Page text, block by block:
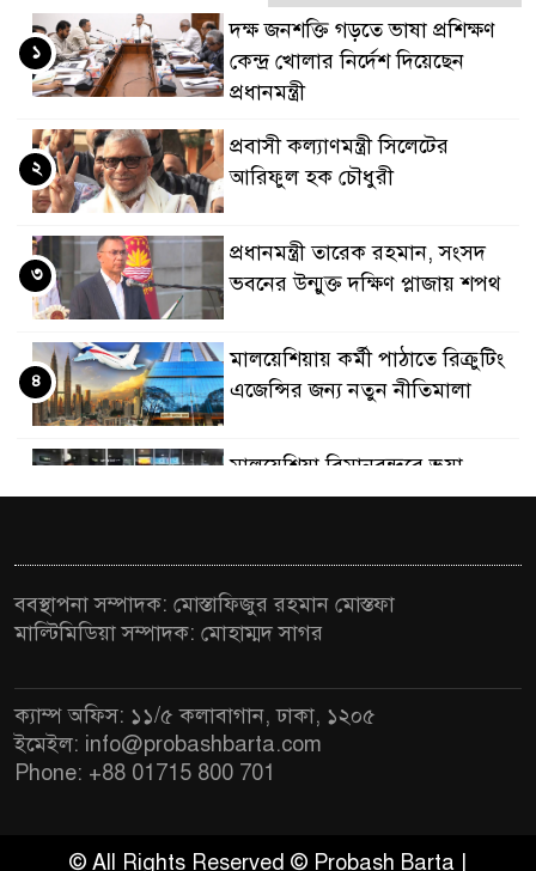
দক্ষ জনশক্তি গড়তে ভাষা প্রশিক্ষণ
কেন্দ্র খোলার নির্দেশ দিয়েছেন
প্রধানমন্ত্রী
১
প্রবাসী কল্যাণমন্ত্রী সিলেটের
আরিফুল হক চৌধুরী
২
প্রধানমন্ত্রী তারেক রহমান, সংসদ
ভবনের উন্মুক্ত দক্ষিণ প্লাজায় শপথ
৩
মালয়েশিয়ায় কর্মী পাঠাতে রিক্রুটিং
এজেন্সির জন্য নতুন নীতিমালা
৪
মালয়েশিয়া বিমানবন্দরে ভুয়া
ভিসায় আটকের তালিকার শীর্ষে
অভিযোগে ৫ বাংলাদেশি গ্রেফতার
৬
কুয়ালালামপুরে বিশেষ অভিযানে
বাংলাদেশিসহ ৭৭০ অভিবাসী আটক
৭
ইসলাম
ববস্থাপনা সম্পাদক: মোস্তাফিজুর রহমান মোস্তফা
মাল্টিমিডিয়া সম্পাদক: মোহাম্মদ সাগর
ক্যাম্প অফিস: ১১/৫ কলাবাগান, ঢাকা, ১২০৫
ইমেইল: info@probashbarta.com
Phone: +88 01715 800 701
© All Rights Reserved © Probash Barta |